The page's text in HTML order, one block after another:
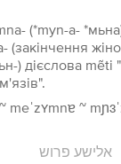
(*myn-a-
(закінчення
) дієслова mẽti
meˈzʏmnɐ ~
אלישע פרוש